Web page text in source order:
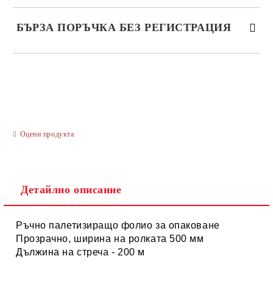
БЪРЗА ПОРЪЧКА БЕЗ РЕГИСТРАЦИЯ
Оцени продукта
Детайлно описание
Ръчно палетизиращо фолио за опаковане
Прозрачно, ширина на ролката 500 мм
Дължина на стреча - 200 м